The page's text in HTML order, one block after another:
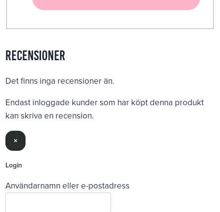
Recensioner
Det finns inga recensioner än.
Endast inloggade kunder som har köpt denna produkt
kan skriva en recension.
×
Login
Användarnamn eller e-postadress